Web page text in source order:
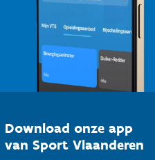
Download onze app
van Sport Vlaanderen